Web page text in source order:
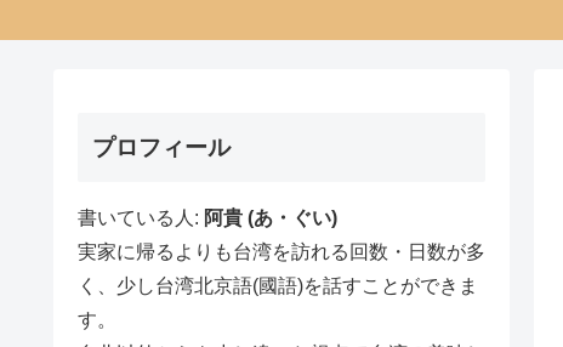
プロフィール
書いている人: 阿貴 (あ・ぐい)
実家に帰るよりも台湾を訪れる回数・日数が多
く、少し台湾北京語(國語)を話すことができま
す。